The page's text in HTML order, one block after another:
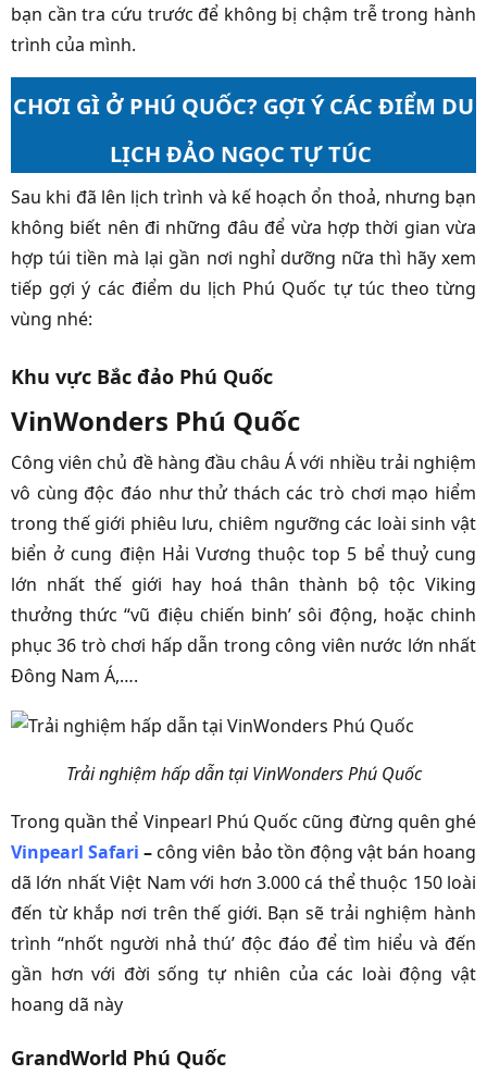
bạn cần tra cứu trước để không bị chậm trễ trong hành
trình của mình.
CHƠI GÌ Ở PHÚ QUỐC? GỢI Ý CÁC ĐIỂM DU
LỊCH ĐẢO NGỌC TỰ TÚC
Sau khi đã lên lịch trình và kế hoạch ổn thoả, nhưng bạn
không biết nên đi những đâu để vừa hợp thời gian vừa
hợp túi tiền mà lại gần nơi nghỉ dưỡng nữa thì hãy xem
tiếp gợi ý các điểm du lịch Phú Quốc tự túc theo từng
vùng nhé:
Khu vực Bắc đảo Phú Quốc
VinWonders Phú Quốc
Công viên chủ đề hàng đầu châu Á với nhiều trải nghiệm
vô cùng độc đáo như thử thách các trò chơi mạo hiểm
trong thế giới phiêu lưu, chiêm ngưỡng các loài sinh vật
biển ở cung điện Hải Vương thuộc top 5 bể thuỷ cung
lớn nhất thế giới hay hoá thân thành bộ tộc Viking
thưởng thức “vũ điệu chiến binh’ sôi động, hoặc chinh
phục 36 trò chơi hấp dẫn trong công viên nước lớn nhất
Đông Nam Á,….
Trải nghiệm hấp dẫn tại VinWonders Phú Quốc
Trong quần thể Vinpearl Phú Quốc cũng đừng quên ghé
Vinpearl Safari –công viên bảo tồn động vật bán hoang
dã lớn nhất Việt Nam với hơn 3.000 cá thể thuộc 150 loài
đến từ khắp nơi trên thế giới. Bạn sẽ trải nghiệm hành
trình “nhốt người nhả thú’ độc đáo để tìm hiểu và đến
gần hơn với đời sống tự nhiên của các loài động vật
hoang dã này
GrandWorld Phú Quốc